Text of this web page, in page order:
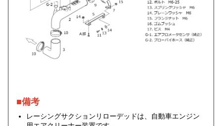
■備考
レーシングサクションリローデッドは、自動車エンジン